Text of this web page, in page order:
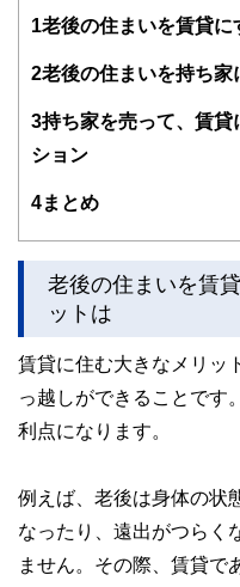
1 老後の住まいを賃貸に
2老後の住まいを持ち家
3持ち家を売って、賃
ション
4まとめ
老後の住まいを賃
ットは
賃貸に住む大きなメリッ
っ越しができることです
利点になります。
例えば、老後は身体の状
なったり、遠出がつらく
ません。その際、賃貸で